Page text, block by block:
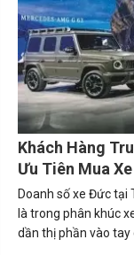
Khách Hàng
Ưu Tiên Mua
Doanh số xe Đức tại
là trong phân khúc
dần thị phần vào tay